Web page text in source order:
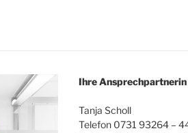
Ihre Ansprechpartnerin
Tanja Scholl
Telefon 0731 93264 –